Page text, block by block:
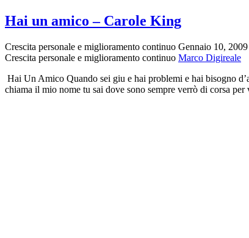
Hai un amico – Carole King
Crescita personale e miglioramento continuo Gennaio 10, 2009
Crescita personale e miglioramento continuo Marco Digireale
Hai Un Amico Quando sei giu e hai problemi e hai bisogno
chiama il mio nome tu sai dove sono sempre verrò di corsa